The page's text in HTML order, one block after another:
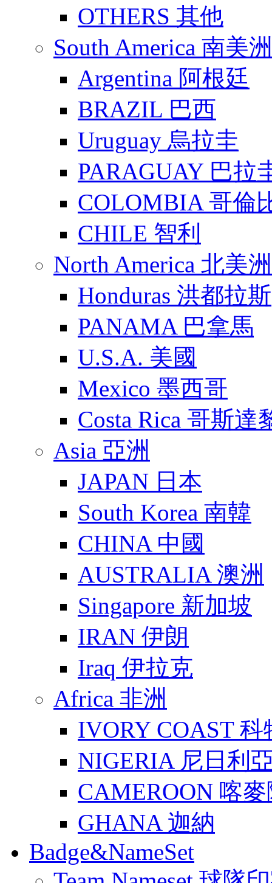
OTHERS 其他
South America 南美洲
Argentina 阿根廷
BRAZIL 巴西
Uruguay 烏拉圭
PARAGUAY 巴拉
COLOMBIA 哥倫
CHILE 智利
North America 北美洲
Honduras 洪都拉斯
PANAMA 巴拿馬
U.S.A. 美國
Mexico 墨西哥
Costa Rica 哥斯達
Asia 亞洲
JAPAN 日本
South Korea 南韓
CHINA 中國
AUSTRALIA 澳洲
Singapore 新加坡
IRAN 伊朗
Iraq 伊拉克
Africa 非洲
IVORY COAST 科
NIGERIA 尼日利
CAMEROON 喀
GHANA 迦納
Badge&NameSet